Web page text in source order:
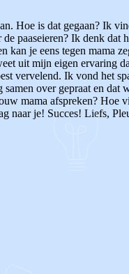
Hoe is dat gegaan? Ik
paaseieren? Ik denk dat
je eens tegen mama
uit mijn eigen ervaring
vervelend. Ik vond het
over gepraat en
mama afspreken? Hoe
naar je! Succes! Liefs,